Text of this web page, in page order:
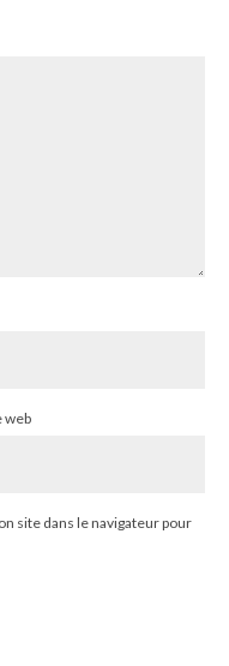
web
site dans le navigateur pour